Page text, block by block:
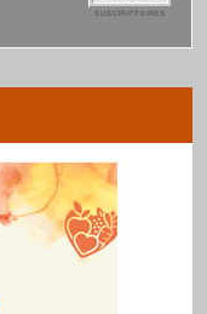
SUSCRIPTORES